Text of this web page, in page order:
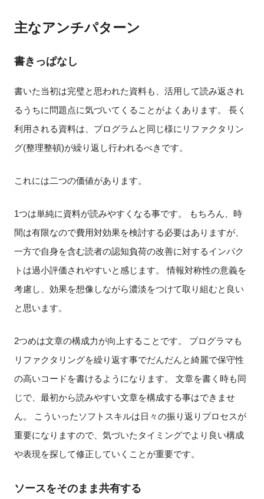
主なアンチパターン
書きっぱなし
書いた当初は完璧と思われた資料も、活用して読み返され
るうちに問題点に気づいてくることがよくあります。 長く
利用される資料は、プログラムと同じ様にリファクタリン
グ(整理整頓)が繰り返し行われるべきです。
これには二つの価値があります。
1つは単純に資料が読みやすくなる事です。 もちろん、時
間は有限なので費用対効果を検討する必要はありますが、
一方で自身を含む読者の認知負荷の改善に対するインパク
トは過小評価されやすいと感じます。 情報対称性の意義を
考慮し、効果を想像しながら濃淡をつけて取り組むと良い
と思います。
2つめは文章の構成力が向上することです。 プログラマも
リファクタリングを繰り返す事でだんだんと綺麗で保守性
の高いコードを書けるようになります。 文章を書く時も同
じで、最初から読みやすい文章を構成する事はできませ
ん。 こういったソフトスキルは日々の振り返りプロセスが
重要になりますので、気づいたタイミングでより良い構成
や表現を探して修正していくことが重要です。
ソースをそのまま共有する